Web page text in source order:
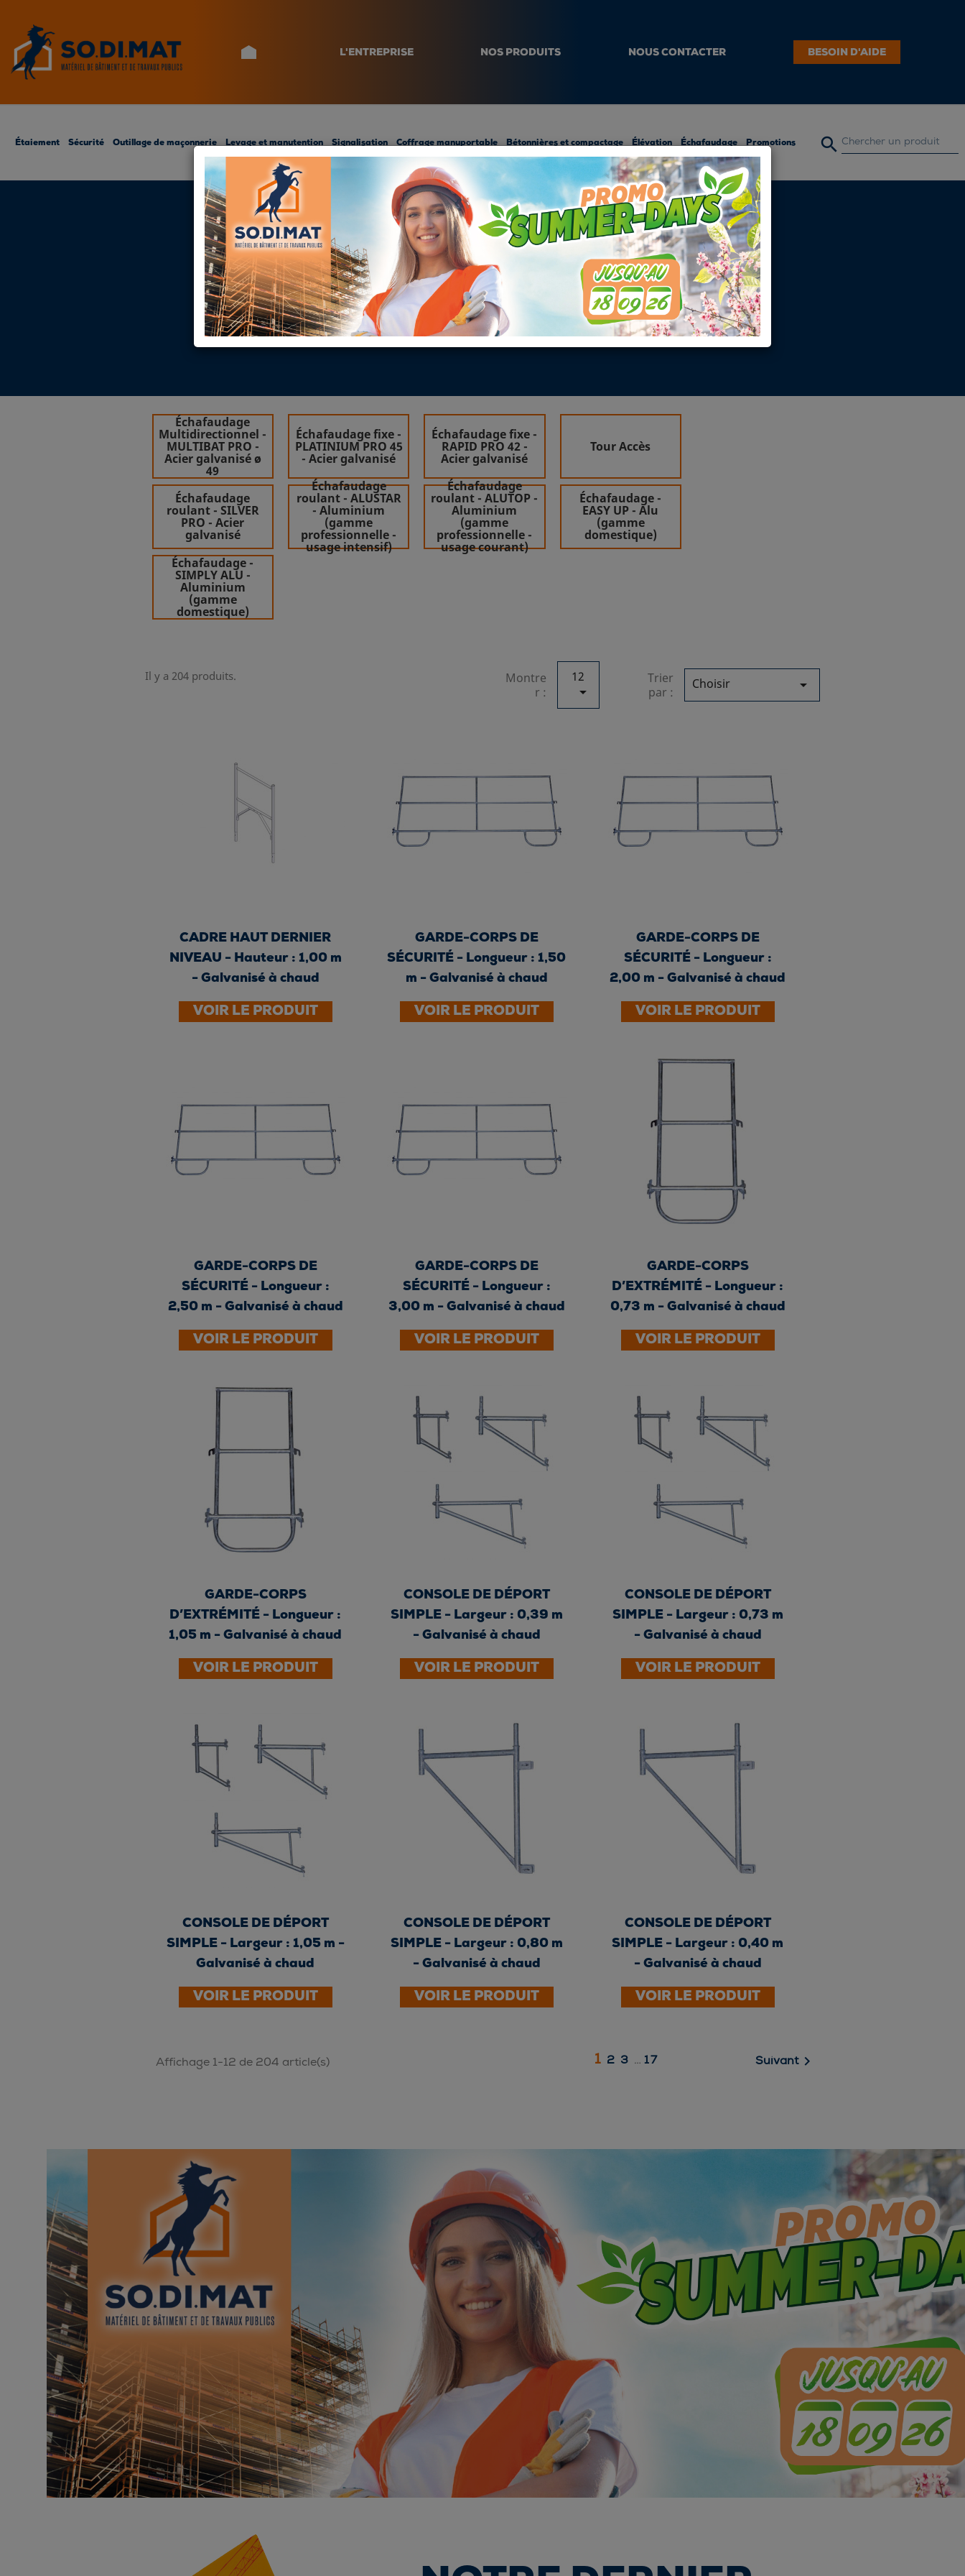
ACCUEIL L'ENTREPRISE NOS PRODUITS NOUS CONTACTER BESOIN D'AIDE
Étaiement Sécurité Outillage de maçonnerie Levage et manutention Signalisation Coffrage manuportable Bétonnières et compactage Élévation Échafaudage Promotions 
ÉCHAFAUDAGE
Échafaudage
Multidirectionnel -
MULTIBAT PRO -
Acier galvanisé ø
49
Échafaudage fixe -
PLATINIUM PRO 45
- Acier galvanisé
Échafaudage fixe -
RAPID PRO 42 -
Acier galvanisé
Tour Accès
Échafaudage
roulant - SILVER
PRO - Acier
galvanisé
Échafaudage
roulant - ALUSTAR
- Aluminium
(gamme
professionnelle -
usage intensif)
Échafaudage
roulant - ALUTOP -
Aluminium
(gamme
professionnelle -
usage courant)
Échafaudage -
EASY UP - Alu
(gamme
domestique)
Échafaudage -
SIMPLY ALU -
Aluminium
(gamme
domestique)
Il y a 204 produits.
Montre
r :
12

Trier
par :
Choisir 
CADRE HAUT DERNIER
NIVEAU - Hauteur : 1,00 m
- Galvanisé à chaud
VOIR LE PRODUIT
GARDE-CORPS DE
SÉCURITÉ - Longueur : 1,50
m - Galvanisé à chaud
VOIR LE PRODUIT
GARDE-CORPS DE
SÉCURITÉ - Longueur :
2,00 m - Galvanisé à chaud
VOIR LE PRODUIT
GARDE-CORPS DE
SÉCURITÉ - Longueur :
2,50 m - Galvanisé à chaud
VOIR LE PRODUIT
GARDE-CORPS DE
SÉCURITÉ - Longueur :
3,00 m - Galvanisé à chaud
VOIR LE PRODUIT
GARDE-CORPS
D’EXTRÉMITÉ - Longueur :
0,73 m - Galvanisé à chaud
VOIR LE PRODUIT
GARDE-CORPS
D’EXTRÉMITÉ - Longueur :
1,05 m - Galvanisé à chaud
VOIR LE PRODUIT
CONSOLE DE DÉPORT
SIMPLE - Largeur : 0,39 m
- Galvanisé à chaud
VOIR LE PRODUIT
CONSOLE DE DÉPORT
SIMPLE - Largeur : 0,73 m
- Galvanisé à chaud
VOIR LE PRODUIT
CONSOLE DE DÉPORT
SIMPLE - Largeur : 1,05 m -
Galvanisé à chaud
VOIR LE PRODUIT
CONSOLE DE DÉPORT
SIMPLE - Largeur : 0,80 m
- Galvanisé à chaud
VOIR LE PRODUIT
CONSOLE DE DÉPORT
SIMPLE - Largeur : 0,40 m
- Galvanisé à chaud
VOIR LE PRODUIT
Affichage 1-12 de 204 article(s) 1 2 3 … 17 Suivant